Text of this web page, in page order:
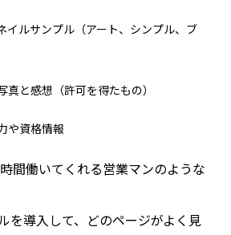
イルサンプル（アート、シンプル、ブ
と感想（許可を得たもの）
や資格情報
間働いてくれる営業マンのような
を導入して、どのページがよく見